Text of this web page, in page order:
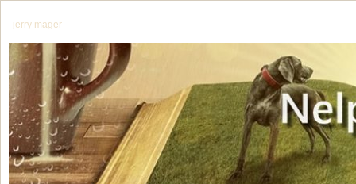
jerry mager